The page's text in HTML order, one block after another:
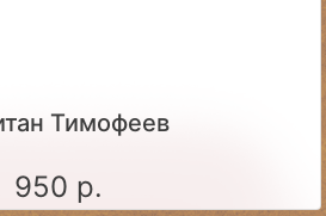
Тимофеев
950 р.